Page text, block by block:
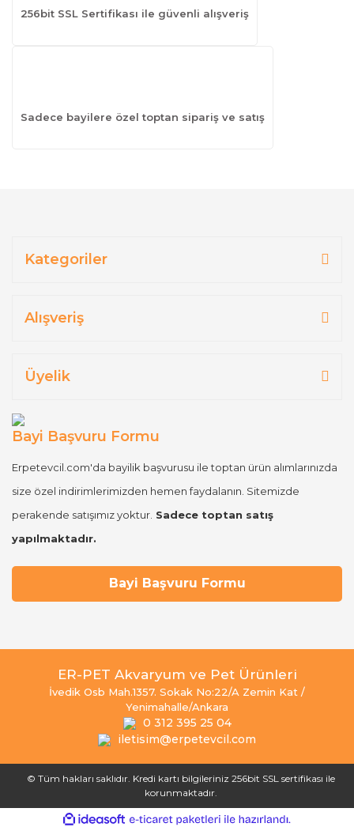
256bit SSL Sertifikası ile güvenli alışveriş
Sadece bayilere özel toptan sipariş ve satış
Kategoriler
Alışveriş
Üyelik
Bayi Başvuru Formu
Erpetevcil.com'da bayilik başvurusu ile toptan ürün alımlarınızda
size özel indirimlerimizden hemen faydalanın. Sitemizde
perakende satışımız yoktur. Sadece toptan satış
yapılmaktadır.
Bayi Başvuru Formu
ER-PET Akvaryum ve Pet Ürünleri
İvedik Osb Mah.1357. Sokak No:22/A Zemin Kat /
Yenimahalle/Ankara
0 312 395 25 04
iletisim@erpetevcil.com
© Tüm hakları saklıdır. Kredi kartı bilgileriniz 256bit SSL sertifikası ile
korunmaktadır.
ideasoft e-